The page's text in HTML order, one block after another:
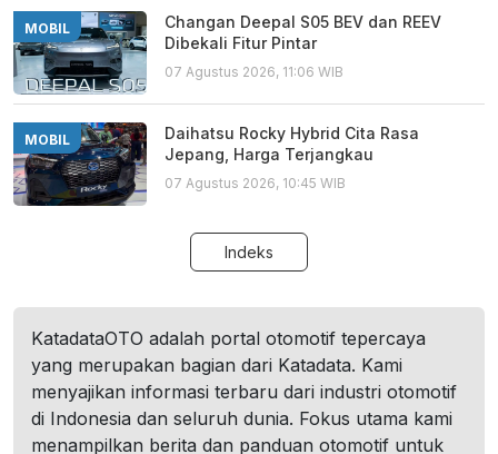
MOBIL
Changan Deepal S05 BEV dan REEV
Dibekali Fitur Pintar
07 Agustus 2026, 11:06 WIB
MOBIL
Daihatsu Rocky Hybrid Cita Rasa
Jepang, Harga Terjangkau
07 Agustus 2026, 10:45 WIB
Indeks
KatadataOTO adalah portal otomotif tepercaya
yang merupakan bagian dari Katadata. Kami
menyajikan informasi terbaru dari industri otomotif
di Indonesia dan seluruh dunia. Fokus utama kami
menampilkan berita dan panduan otomotif untuk